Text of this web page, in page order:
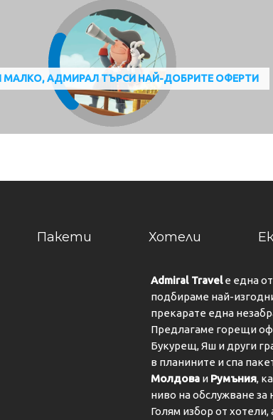
МАЛКО, АДМИРАЛ ТЪРСИ НАЙ-ДОБРИТЕ ОФЕРТИ
Пакети Хотели
Admiral Travelе една
подбираме най-
прекарате една
Предлагаме горещи
Букурещ, Яш и други
в планините и спа
Молдова и Румъния,
ниво на обслужване за
Голям избор от